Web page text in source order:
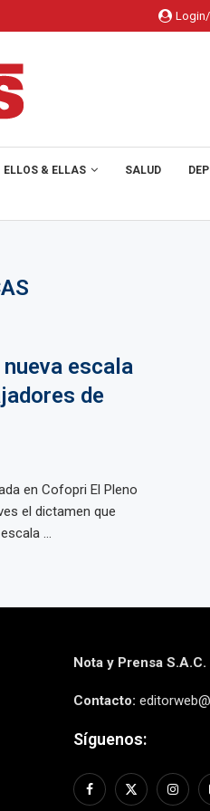
ELLOS & ELLAS SALUD
escala
de
en Cofopri El Pleno
el dictamen que
...
Nota y Prensa S.A.C.
Contacto:
Síguenos: